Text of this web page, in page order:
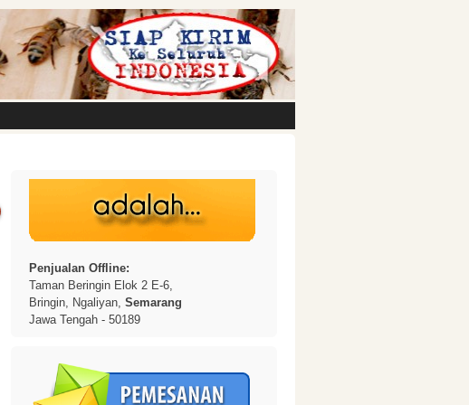
Penjualan Offline:
Taman Beringin Elok 2 E-6,
Bringin, Ngaliyan,Semarang
Jawa Tengah - 50189